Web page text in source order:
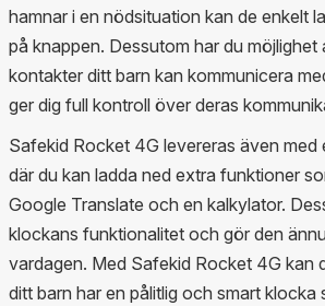
hamnar i en nödsituation kan de enkelt
på knappen. Dessutom har du möjlighet
kontakter ditt barn kan kommunicera
ger dig full kontroll över deras
Safekid Rocket 4G levereras även med
där du kan ladda ned extra funktioner
Google Translate och en kalkylator.
klockans funktionalitet och gör den
vardagen. Med Safekid Rocket 4G kan
ditt barn har en pålitlig och smart klocka